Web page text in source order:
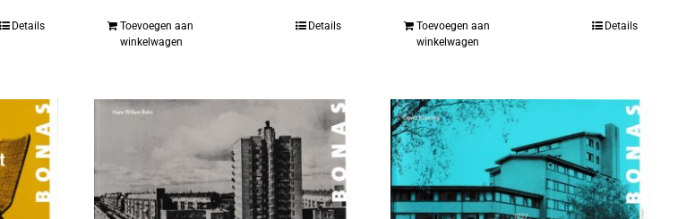
Details
Toevoegen aan
winkelwagen
Details
Toevoegen aan
winkelwagen
Details